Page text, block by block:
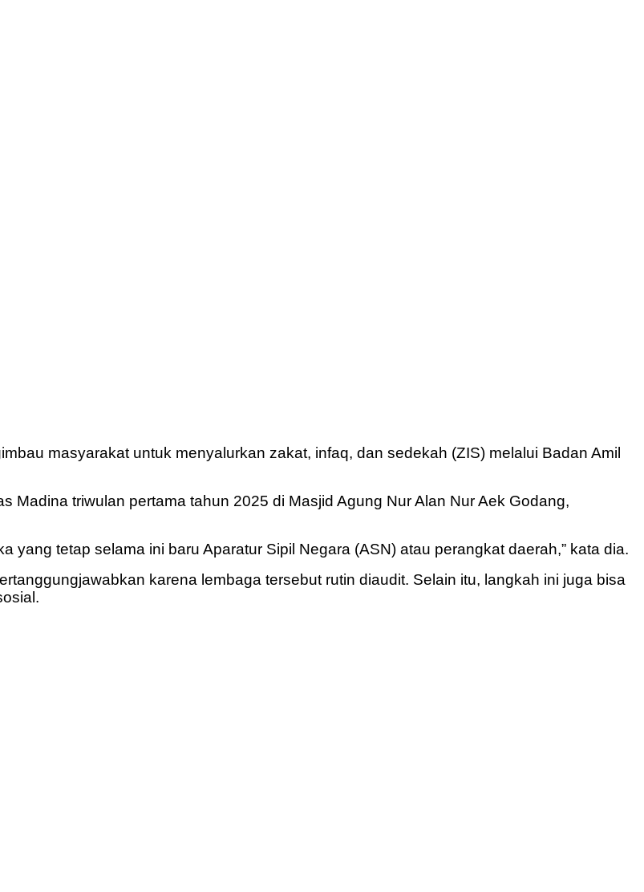
masyarakat untuk menyalurkan zakat, infaq, dan sedekah (ZIS) melalui Badan Amil
Madina triwulan pertama tahun 2025 di Masjid Agung Nur Alan Nur Aek Godang,
yang tetap selama ini baru Aparatur Sipil Negara (ASN) atau perangkat daerah,” kata dia.
karena lembaga tersebut rutin diaudit. Selain itu, langkah ini juga bisa